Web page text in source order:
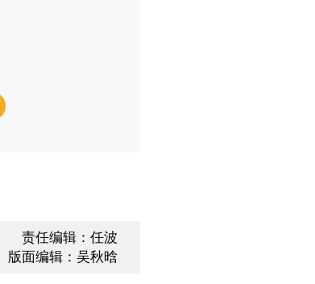
责任编辑：任波
版面编辑：吴秋晗